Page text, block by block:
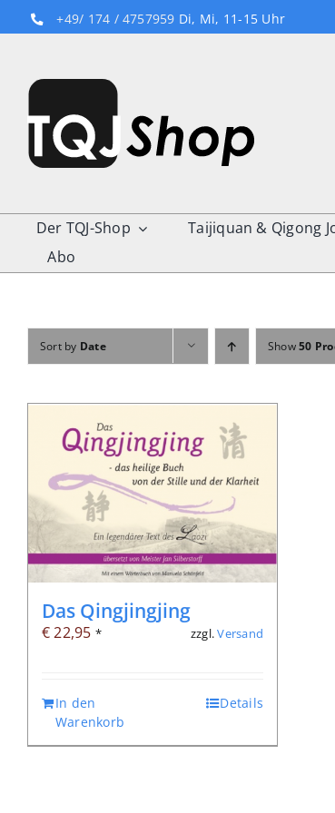
to
+49/ 174 / 4757959 Di, Mi, 11-15 Uhr
Der TQJ-Shop Taijiquan & Qigong
Abo
Sort by Date Show50
Das Qingjingjing
€22,95 * zzgl.Versand
In den
Warenkorb
Details